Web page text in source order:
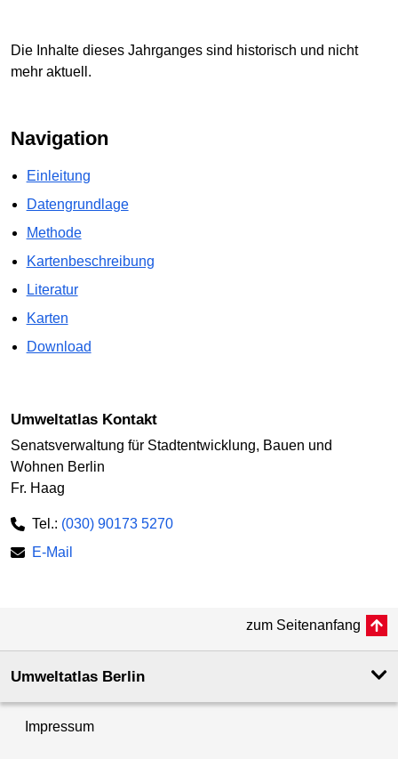
Die Inhalte dieses Jahrganges sind historisch und nicht
mehr aktuell.
Navigation
Einleitung
Datengrundlage
Methode
Kartenbeschreibung
Literatur
Karten
Download
Umweltatlas Kontakt
Senatsverwaltung für Stadtentwicklung, Bauen und
Wohnen Berlin
Fr. Haag
Tel.: (030) 90173 5270
E-Mail
zum Seitenanfang
Umweltatlas Berlin
Impressum